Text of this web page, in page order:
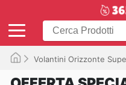
Volantini Orizzonte